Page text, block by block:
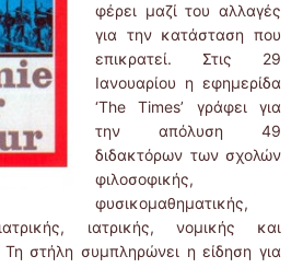
φέρει μαζί του αλλαγές
για την κατάσταση που
επικρατεί. Στις 29
Ιανουαρίου η εφημερίδα
‘The Times’ γράφει για
την απόλυση 49
διδακτόρων των σχολών
φιλοσοφικής,
φυσικομαθηματικής,
ιατρικής, νομικής και
στήλη συμπληρώνει η είδηση για